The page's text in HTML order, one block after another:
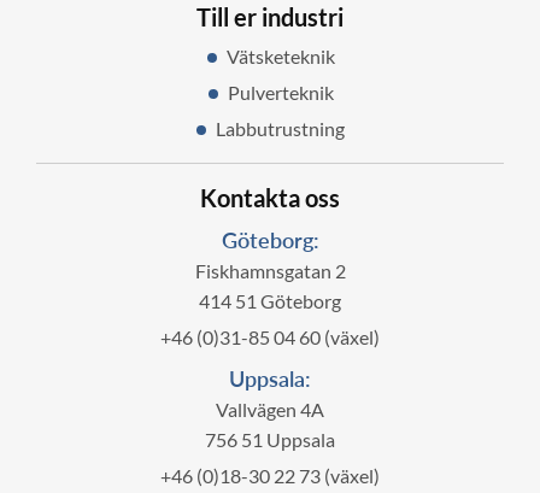
Till er industri
Vätsketeknik
Pulverteknik
Labbutrustning
Kontakta oss
Göteborg:
Fiskhamnsgatan 2
414 51 Göteborg
+46 (0)31-85 04 60 (växel)
Uppsala:
Vallvägen 4A
756 51 Uppsala
+46 (0)18-30 22 73 (växel)